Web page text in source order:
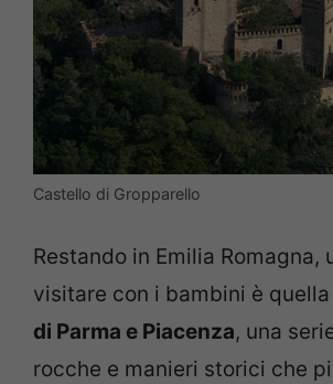
Castello di Gropparello
Restando in Emilia Romagna,
visitare con i bambini è quella
di Parma e Piacenza, una
rocche e manieri storici che